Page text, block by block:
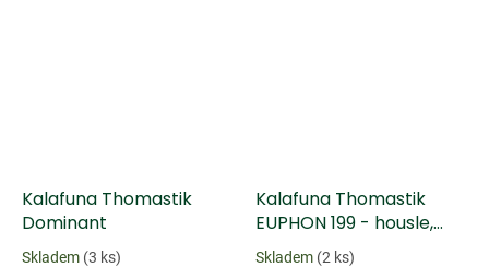
Kalafuna Thomastik
Dominant
Skladem (3 ks)
Kalafuna Thomastik
EUPHON 199 - housle,
viola
Skladem (2 ks)